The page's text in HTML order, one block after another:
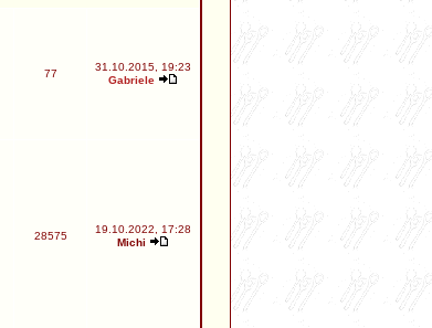
77
31.10.2015, 19:23
Gabriele
28575
19.10.2022, 17:28
Michi